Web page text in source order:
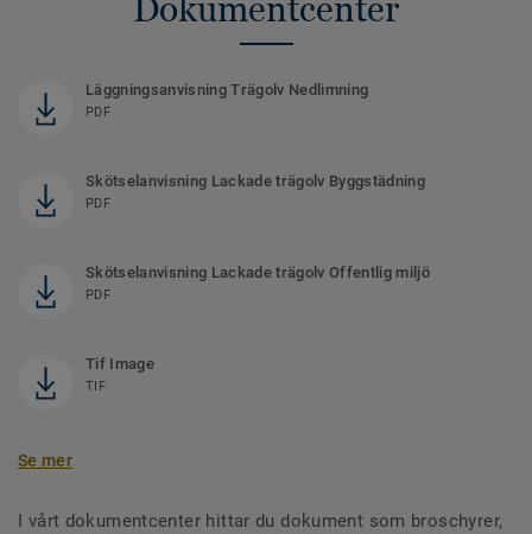
Dokumentcenter
Läggningsanvisning Trägolv Nedlimning
PDF
Skötselanvisning Lackade trägolv Byggstädning
PDF
Skötselanvisning Lackade trägolv Offentlig miljö
PDF
Tif Image
TIF
Se mer
I vårt dokumentcenter hittar du dokument som broschyrer,